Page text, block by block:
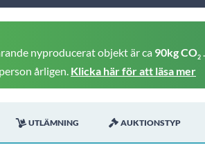
nyproducerat objekt är ca 90kg CO2
årligen. Klicka här för att läsa mer
UTLÄMNING AUKTIONSTYP